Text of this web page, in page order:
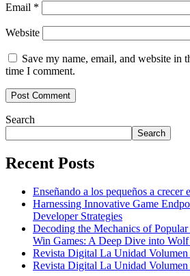
Email *
Website
Save my name, email, and website in
time I comment.
Search
Search
Recent Posts
Enseñando a los pequeños a crecer
Harnessing Innovative Game
Developer Strategies
Decoding the Mechanics of
Win Games: A Deep Dive into
Revista Digital La Unidad Volumen
Revista Digital La Unidad Volumen